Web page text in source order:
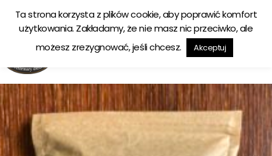
Ekologiczna karma tworzona w zgodzie z naturą
Ta strona korzysta z plików cookie, aby poprawić komfort
użytkowania. Zakładamy, że nie masz nic przeciwko, ale
możesz zrezygnować, jeśli chcesz.
Akceptuj